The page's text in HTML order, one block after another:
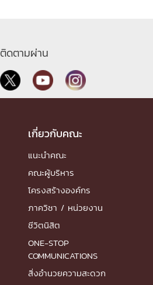
ติดตามผ่าน
เกี่ยวกับคณะ
แนะนำคณะ
คณะผู้บริหาร
โครงสร้างองค์กร
ภาควิชา / หน่วยงาน
ชีวิตนิสิต
ONE-STOP
COMMUNICATIONS
สิ่งอำนวยความสะดวก